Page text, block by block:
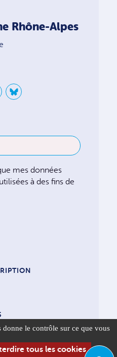
Rhône-Alpes
mes données
à des fins de
le contrôle sur ce que vous
tous les cookies